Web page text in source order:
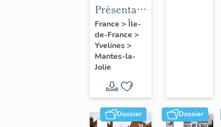
Présentation
de l'étude
France > Île-
de-France >
Yvelines>
Mantes-la-
Jolie
Dossier Dossier